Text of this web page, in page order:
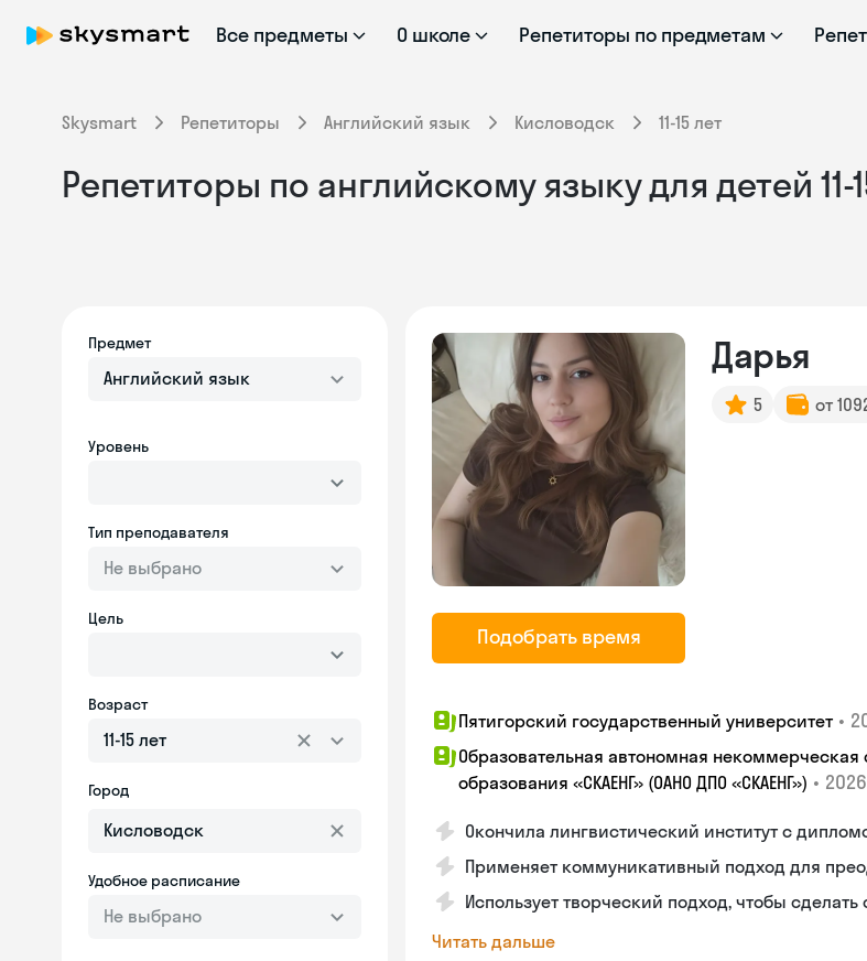
Все предметы О школе Репетиторы по предметам
Skysmart Репетиторы Английский язык Кисловодск 11-15 лет
Репетиторы по английскому языку для детей
Предмет
Английский язык
Уровень
Тип преподавателя
Не выбрано
Цель
Возраст
11-15 лет
Город
Удобное расписание
Не выбрано
Подобрать время
Дарья
5 от
Пятигорский государственный университет •
Образовательная автономная
образования «СКАЕНГ» (ОАНО ДПО «СКАЕНГ») •
Окончила лингвистический институт с
Применяет коммуникативный подход для
Использует творческий подход, чтобы
Читать дальше